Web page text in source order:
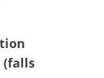
(falls